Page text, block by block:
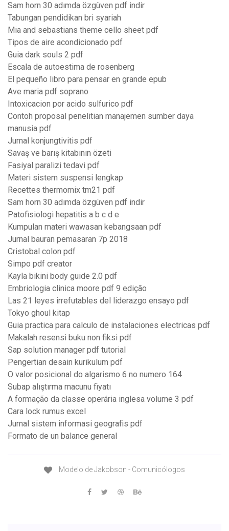
Sam horn 30 adımda özgüven pdf indir
Tabungan pendidikan bri syariah
Mia and sebastians theme cello sheet pdf
Tipos de aire acondicionado pdf
Guia dark souls 2 pdf
Escala de autoestima de rosenberg
El pequeño libro para pensar en grande epub
Ave maria pdf soprano
Intoxicacion por acido sulfurico pdf
Contoh proposal penelitian manajemen sumber daya
manusia pdf
Jurnal konjungtivitis pdf
Savaş ve barış kitabının özeti
Fasiyal paralizi tedavi pdf
Materi sistem suspensi lengkap
Recettes thermomix tm21 pdf
Sam horn 30 adımda özgüven pdf indir
Patofisiologi hepatitis a b c d e
Kumpulan materi wawasan kebangsaan pdf
Jurnal bauran pemasaran 7p 2018
Cristobal colon pdf
Simpo pdf creator
Kayla bikini body guide 2.0 pdf
Embriologia clinica moore pdf 9 edição
Las 21 leyes irrefutables del liderazgo ensayo pdf
Tokyo ghoul kitap
Guia practica para calculo de instalaciones electricas pdf
Makalah resensi buku non fiksi pdf
Sap solution manager pdf tutorial
Pengertian desain kurikulum pdf
O valor posicional do algarismo 6 no numero 164
Subap alıştırma macunu fiyatı
A formação da classe operária inglesa volume 3 pdf
Cara lock rumus excel
Jurnal sistem informasi geografis pdf
Formato de un balance general
Modelo de Jakobson - Comunicólogos